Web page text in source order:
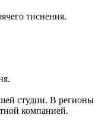
тиснения.
студии. В регионы
компанией.